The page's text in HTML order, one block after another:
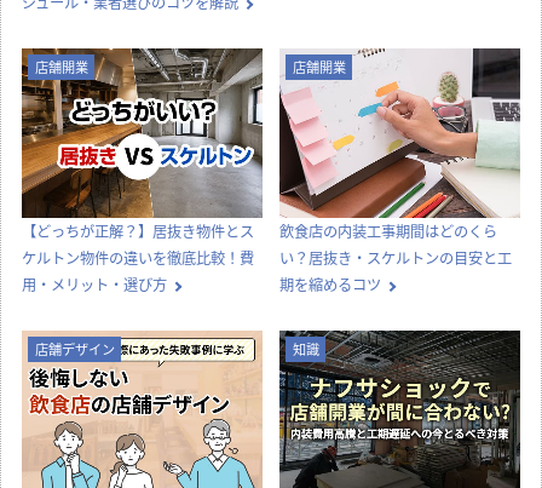
店舗開業
【どっちが正解？】居抜き物件とス
ケルトン物件の違いを徹底比較！費
用・メリット・選び方
店舗開業
飲食店の内装工事期間はどのくら
い？居抜き・スケルトンの目安と工
期を縮めるコツ
店舗デザイン 知識